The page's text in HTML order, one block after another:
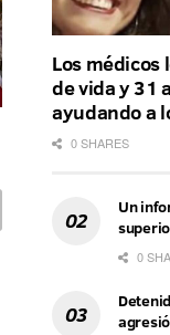
Los médicos
de vida y 31
ayudando a
0 SHARES
Un
0